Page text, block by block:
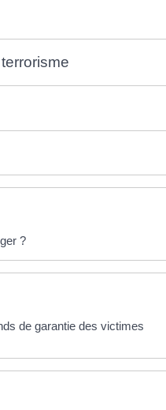
?
de garantie des victimes